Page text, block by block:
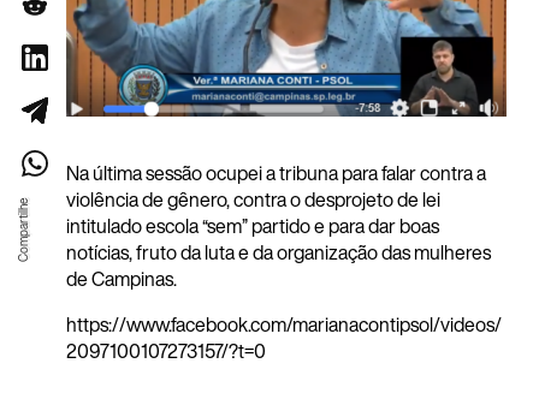
Na última sessão ocupei a tribuna para falar contra a
violência de gênero, contra o desprojeto de lei
intitulado escola “sem” partido e para dar boas
notícias, fruto da luta e da organização das mulheres
de Campinas.
https://www.facebook.com/marianacontipsol/videos/
2097100107273157/?t=0